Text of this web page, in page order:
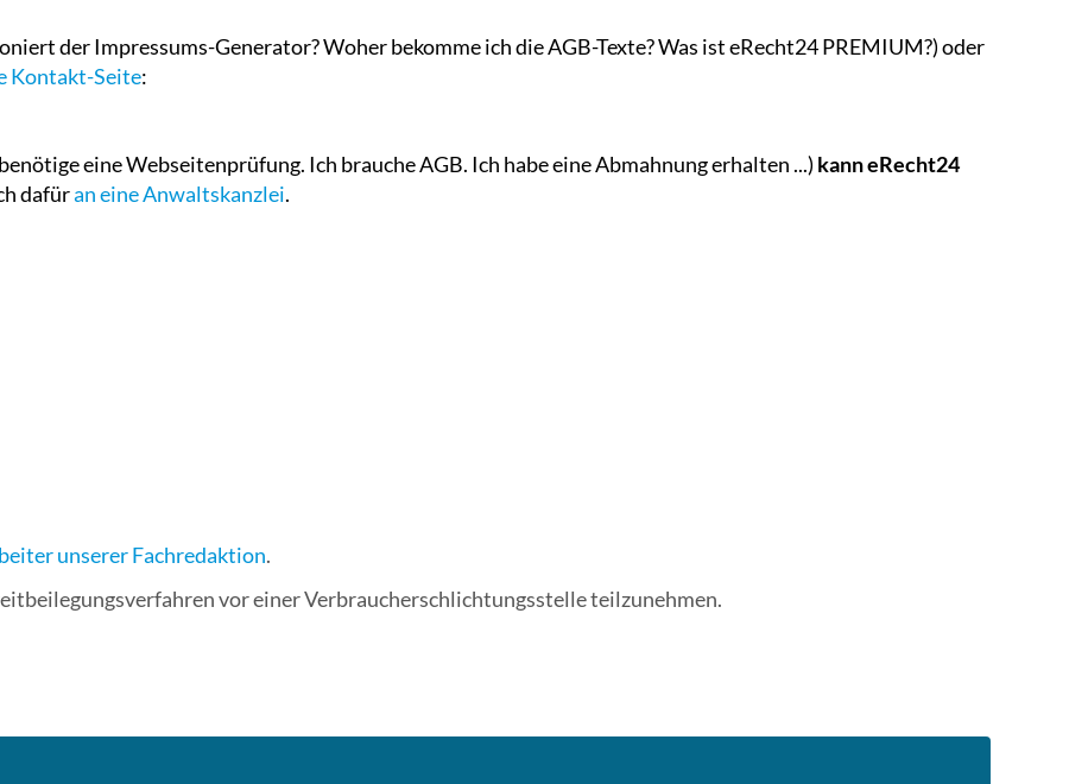
der Impressums-Generator? Woher bekomme ich die AGB-Texte? Was ist eRecht24 PREMIUM?) oder
Kontakt-Seite:
eine Webseitenprüfung. Ich brauche AGB. Ich habe eine Abmahnung erhalten ...) kann eRecht24
dafüran eine Anwaltskanzlei.
unserer Fachredaktion.
vor einer Verbraucherschlichtungsstelle teilzunehmen.